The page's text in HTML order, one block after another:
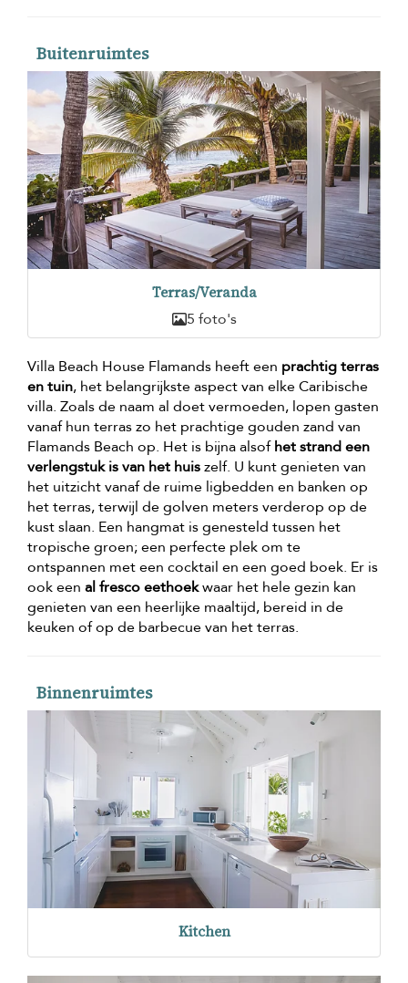
Buitenruimtes
Terras/Veranda
5 foto's
Villa Beach House Flamands heeft een prachtig terras
en tuin, het belangrijkste aspect van elke Caribische
villa. Zoals de naam al doet vermoeden, lopen gasten
vanaf hun terras zo het prachtige gouden zand van
Flamands Beach op. Het is bijna alsofhet strand een
verlengstuk is van het huiszelf. U kunt genieten van
het uitzicht vanaf de ruime ligbedden en banken op
het terras, terwijl de golven meters verderop op de
kust slaan. Een hangmat is genesteld tussen het
tropische groen; een perfecte plek om te
ontspannen met een cocktail en een goed boek. Er is
ook een al fresco eethoekwaar het hele gezin kan
genieten van een heerlijke maaltijd, bereid in de
keuken of op de barbecue van het terras.
Binnenruimtes
Kitchen